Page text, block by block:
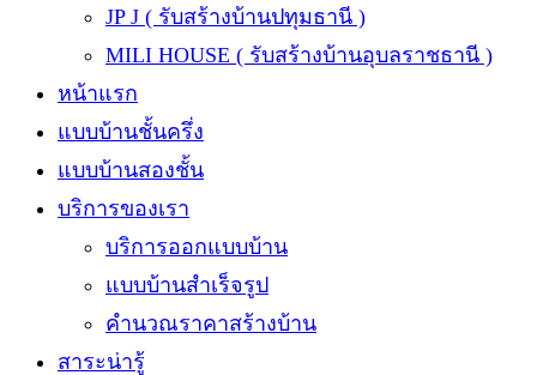
JP J ( รับสร้างบ้านปทุมธานี )
MILI HOUSE ( รับสร้างบ้านอุบลราชธานี )
หน้าแรก
แบบบ้านชั้นครึ่ง
แบบบ้านสองชั้น
บริการของเรา
บริการออกแบบบ้าน
แบบบ้านสำเร็จรูป
คำนวณราคาสร้างบ้าน
สาระน่ารู้